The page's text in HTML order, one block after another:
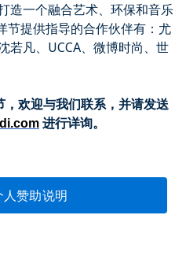
造一个融合艺术、环保和音乐
节提供指导的合作伙伴有：尤
若凡、UCCA、微博时尚、世
欢迎与我们联系，并请发送
进行详询。
赞助说明